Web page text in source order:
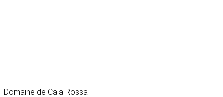
Domaine de Cala Rossa